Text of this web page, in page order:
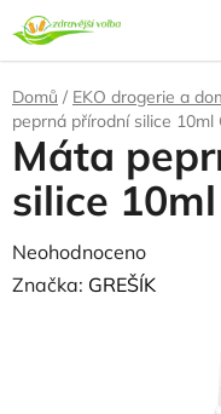
Přejít
na
obsah
Domů / EKO drogerie a
peprná přírodní silice 10ml
Máta
silice
Průměrné
hodnocení
Neohodnoceno
Značka: GREŠÍK